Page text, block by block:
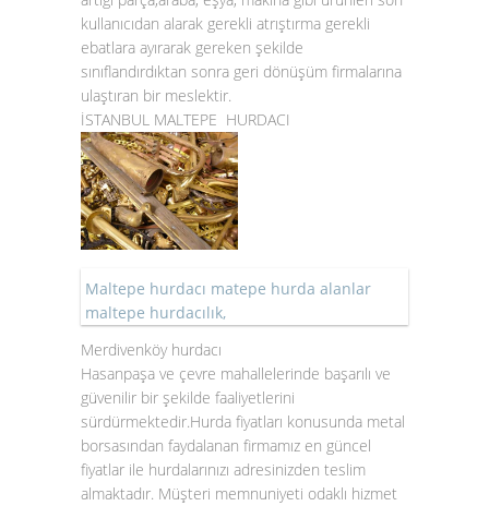
kullanıcıdan alarak gerekli atrıştırma gerekli
ebatlara ayırarak gereken şekilde
sınıflandırdıktan sonra geri dönüşüm firmalarına
ulaştıran bir meslektir.
İSTANBUL MALTEPE HURDACI
Maltepe hurdacı matepe hurda alanlar
maltepe hurdacılık,
Merdivenköy hurdacı
Hasanpaşa ve çevre mahallelerinde başarılı ve
güvenilir bir şekilde faaliyetlerini
sürdürmektedir.Hurda fiyatları konusunda metal
borsasından faydalanan firmamız en güncel
fiyatlar ile hurdalarınızı adresinizden teslim
almaktadır. Müşteri memnuniyeti odaklı hizmet